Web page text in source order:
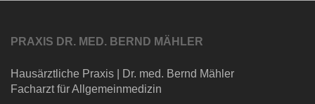
PRAXIS DR. MED. BERND MÄHLER
Hausärztliche Praxis
Dr. med. Bernd Mähler
Facharzt für Allgemeinmedizin